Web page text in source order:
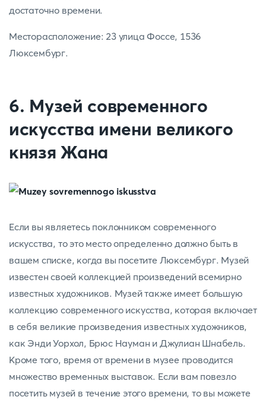
достаточно времени.
Месторасположение: 23 улица Фоссе, 1536
Люксембург.
6. Музей современного
искусства имени великого
князя Жана
Если вы являетесь поклонником современного
искусства, то это место определенно должно быть в
вашем списке, когда вы посетите Люксембург. Музей
известен своей коллекцией произведений всемирно
известных художников. Музей также имеет большую
коллекцию современного искусства, которая включает
в себя великие произведения известных художников,
как Энди Уорхол, Брюс Науман и Джулиан Шнабель.
Кроме того, время от времени в музее проводится
множество временных выставок. Если вам повезло
посетить музей в течение этого времени, то вы можете